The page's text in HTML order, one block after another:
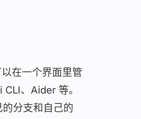
在一个界面里管
、Aider 等。
的分支和自己的